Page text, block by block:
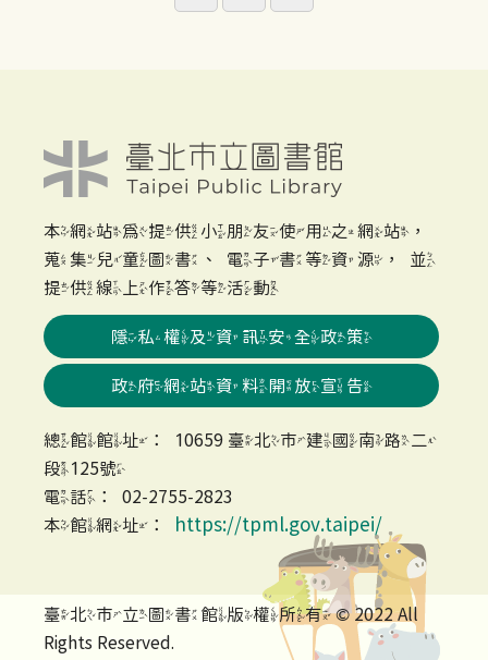
本網站為提供小朋友使用之網站，
蒐集兒童圖書、電子書等資源，並
提供線上作答等活動
隱私權及資訊安全政策
政府網站資料開放宣告
總館館址：10659 臺北市建國南路二
段125號
電話：02-2755-2823
本館網址：
https://tpml.gov.taipei/
臺北市立圖書館版權所有 © 2022 All
Rights Reserved.